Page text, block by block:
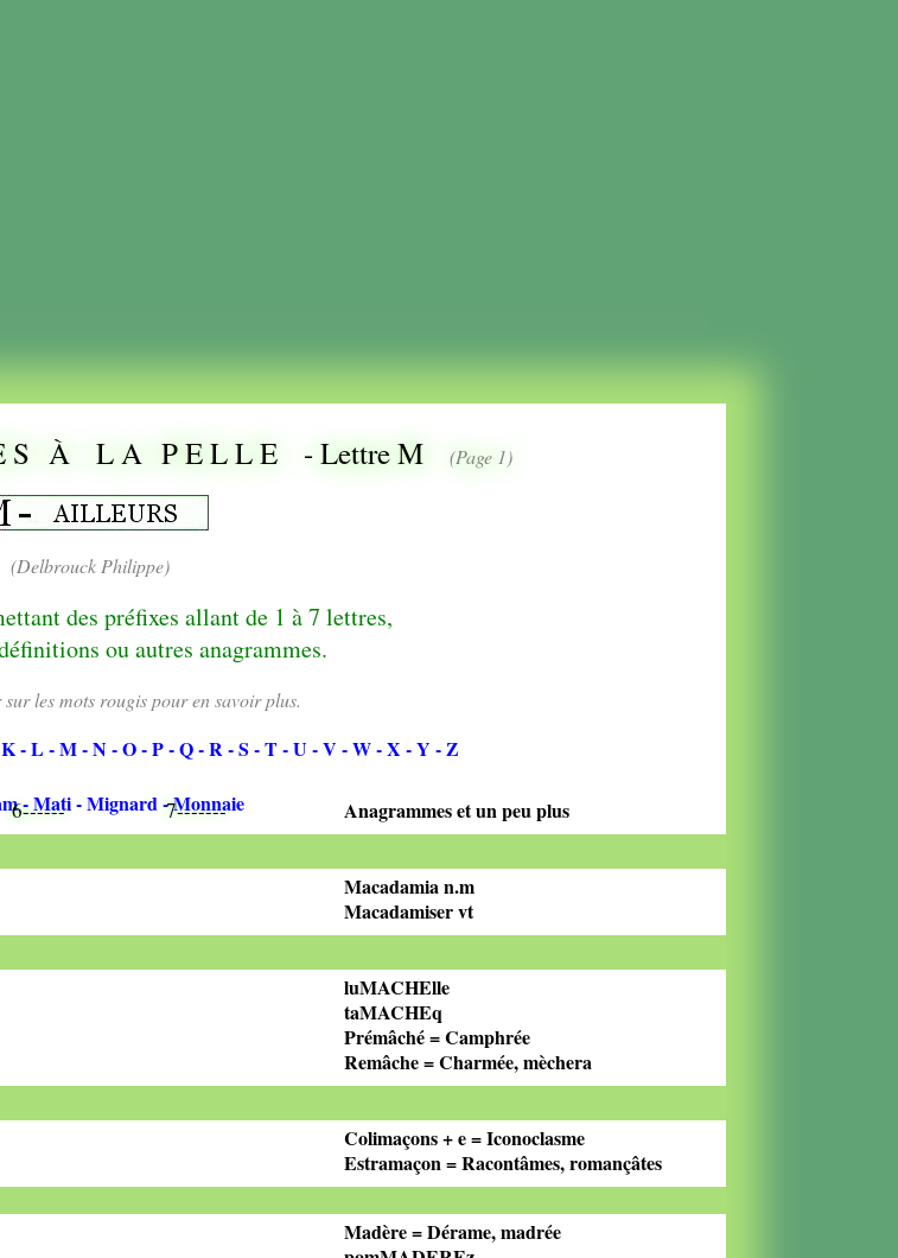
S À L A P E L L E - Lettre M (Page 1)
(Delbrouck Philippe)
des préfixes allant de 1 à 7 lettres,
ou autres anagrammes.
sur les mots rougis pour en savoir plus.
- L- M- N- O- P- Q- R- S - T- U- V- W- X - Y - Z
- Mati- Mignard- Monnaie
6------ 7------- Anagrammes et un peu plus
Macadamia n.m
Macadamiser vt
luMACHElle
taMACHEq
Prémâché = Camphrée
Remâche = Charmée, mèchera
Colimaçons + e = Iconoclasme
Estramaçon = Racontâmes, romançâtes
Madère = Dérame, madrée